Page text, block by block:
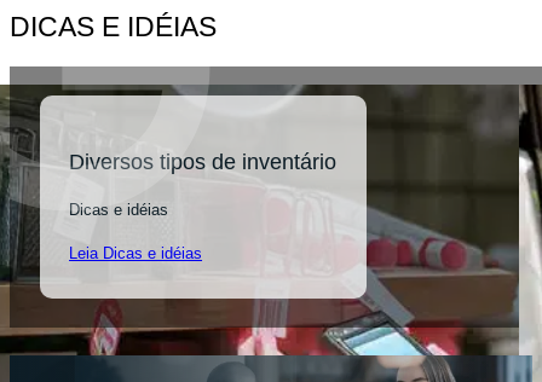
DICAS E IDÉIAS
Diversos tipos de inventário
Dicas e idéias
Leia Dicas e idéias